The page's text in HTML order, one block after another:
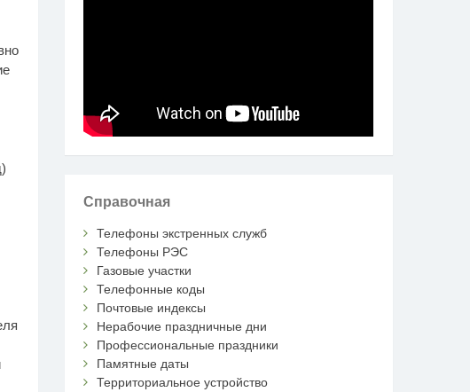
Справочная
Телефоны экстренных служб
Телефоны РЭС
Газовые участки
Телефонные коды
Почтовые индексы
Нерабочие праздничные дни
Профессиональные праздники
Памятные даты
Территориальное устройство